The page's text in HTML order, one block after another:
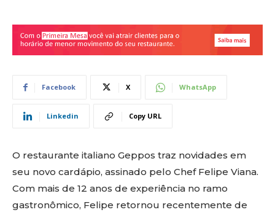
Facebook X WhatsApp
Linkedin Copy URL
O restaurante italiano Geppos traz novidades em
seu novo cardápio, assinado pelo Chef Felipe Viana.
Com mais de 12 anos de experiência no ramo
gastronômico, Felipe retornou recentemente de